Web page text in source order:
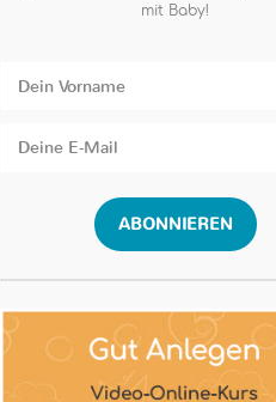
mit Baby!
ABONNIEREN